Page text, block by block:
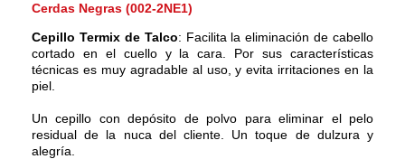
Cerdas Negras (002-2NE1)
Cepillo Termix de Talco: Facilita la eliminación de cabello
cortado en el cuello y la cara. Por sus características
técnicas es muy agradable al uso, y evita irritaciones en la
piel.
Un cepillo con depósito de polvo para eliminar el pelo
residual de la nuca del cliente. Un toque de dulzura y
alegría.